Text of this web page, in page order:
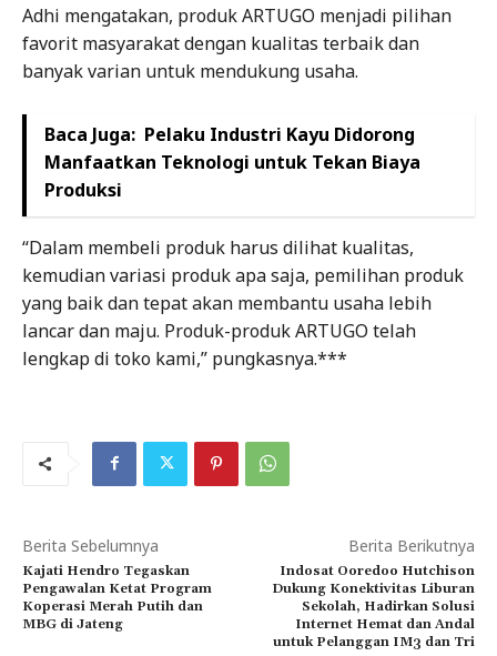
Adhi mengatakan, produk ARTUGO menjadi pilihan
favorit masyarakat dengan kualitas terbaik dan
banyak varian untuk mendukung usaha.
Baca Juga: Pelaku Industri Kayu Didorong
Manfaatkan Teknologi untuk Tekan Biaya
Produksi
“Dalam membeli produk harus dilihat kualitas,
kemudian variasi produk apa saja, pemilihan produk
yang baik dan tepat akan membantu usaha lebih
lancar dan maju. Produk-produk ARTUGO telah
lengkap di toko kami,” pungkasnya.***
Berita Sebelumnya
Kajati Hendro Tegaskan
Pengawalan Ketat Program
Koperasi Merah Putih dan
MBG di Jateng
Berita Berikutnya
Indosat Ooredoo Hutchison
Dukung Konektivitas Liburan
Sekolah, Hadirkan Solusi
Internet Hemat dan Andal
untuk Pelanggan IM3 dan Tri